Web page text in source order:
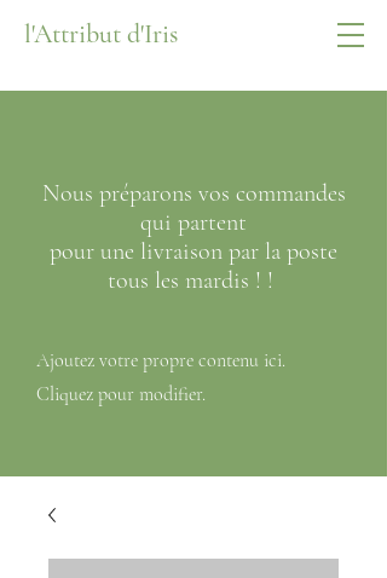
l'Attribut d'Iris
Nous préparons vos commandes
qui partent
pour une livraison par la poste
tous les mardis ! !
Ajoutez votre propre contenu ici.
Cliquez pour modifier.